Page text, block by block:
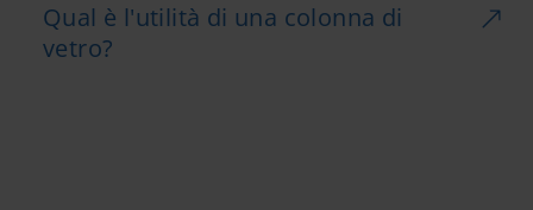
Qual è l'utilità di una colonna di
vetro?